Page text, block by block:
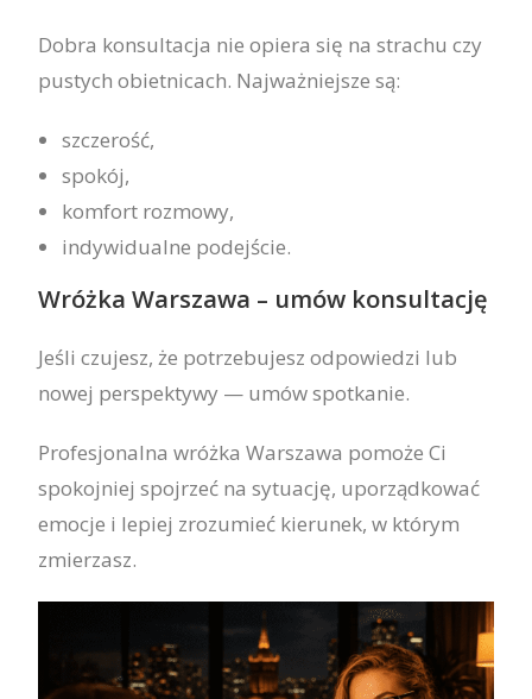
Dobra konsultacja nie opiera się na strachu czy
pustych obietnicach. Najważniejsze są:
szczerość,
spokój,
komfort rozmowy,
indywidualne podejście.
Wróżka Warszawa – umów konsultację
Jeśli czujesz, że potrzebujesz odpowiedzi lub
nowej perspektywy — umów spotkanie.
Profesjonalna wróżka Warszawa pomoże Ci
spokojniej spojrzeć na sytuację, uporządkować
emocje i lepiej zrozumieć kierunek, w którym
zmierzasz.